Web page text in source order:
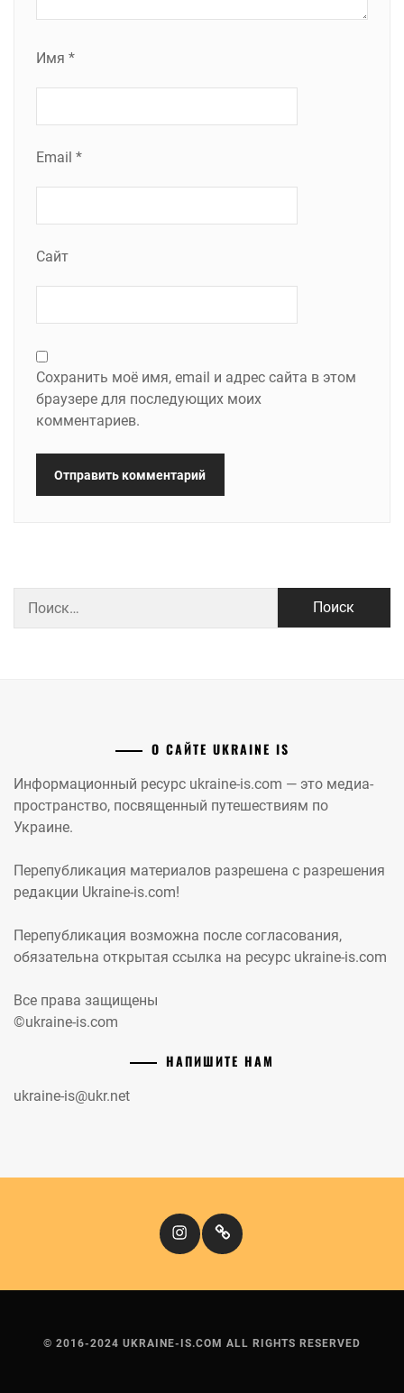
Имя *
Email *
Сайт
Сохранить моё имя, email и адрес сайта в этом
браузере для последующих моих
комментариев.
О САЙТЕ UKRAINE IS
Информационный ресурс ukraine-is.com — это медиа-
пространство, посвященный путешествиям по
Украине.
Перепубликация материалов разрешена с разрешения
редакции Ukraine-is.com!
Перепубликация возможна после согласования,
обязательна открытая ссылка на ресурс ukraine-is.com
Все права защищены
©ukraine-is.com
НАПИШИТЕ НАМ
ukraine-is@ukr.net
InstagramКіномандри
© 2016-2024 UKRAINE-IS.COM ALL RIGHTS RESERVED